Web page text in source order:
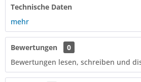
Technische Daten
mehr
Bewertungen
0
Bewertungen lesen, schreiben und